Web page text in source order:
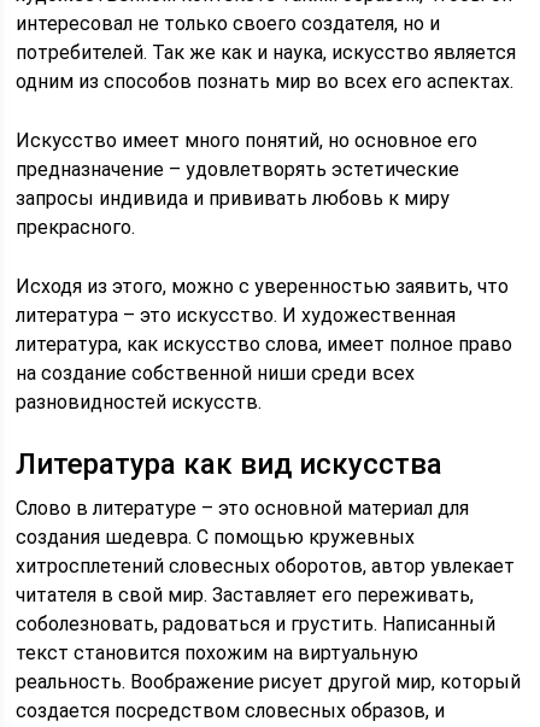
интересовал не только своего создателя, но и
потребителей. Так же как и наука, искусство является
одним из способов познать мир во всех его аспектах.
Искусство имеет много понятий, но основное его
предназначение – удовлетворять эстетические
запросы индивида и прививать любовь к миру
прекрасного.
Исходя из этого, можно с уверенностью заявить, что
литература – это искусство. И художественная
литература, как искусство слова, имеет полное право
на создание собственной ниши среди всех
разновидностей искусств.
Литература как вид искусства
Слово в литературе – это основной материал для
создания шедевра. С помощью кружевных
хитросплетений словесных оборотов, автор увлекает
читателя в свой мир. Заставляет его переживать,
соболезновать, радоваться и грустить. Написанный
текст становится похожим на виртуальную
реальность. Воображение рисует другой мир, который
создается посредством словесных образов, и